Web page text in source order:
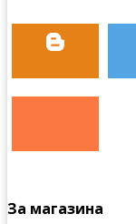
За магазина